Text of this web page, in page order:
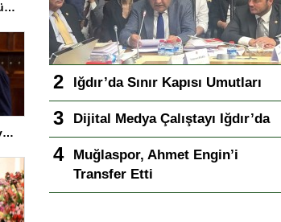
Endonezya’da 6,7 Büyüklüğünde Deprem
Fidan, Moskova’da Lavrov ile Görüştü
Iğdır’da Sınır Kapısı Umutları
Dijital Medya Çalıştayı Iğdır’da
Muğlaspor, Ahmet Engin’i
Transfer Etti